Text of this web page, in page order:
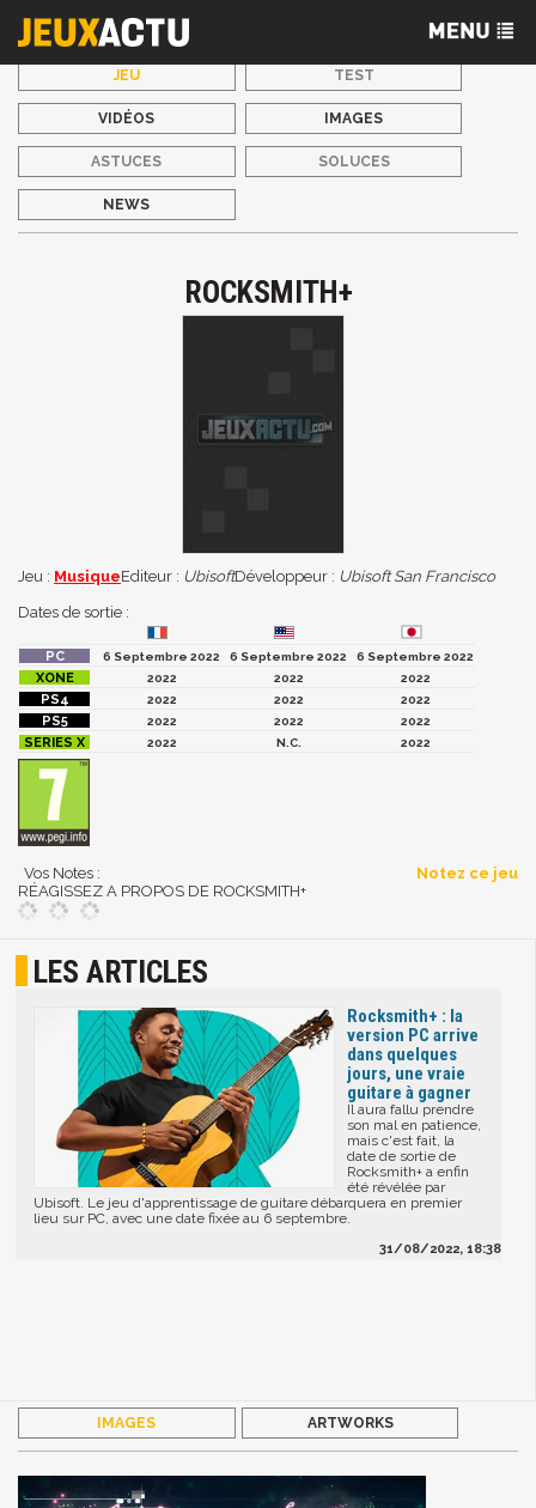
JEU TEST
VIDÉOS IMAGES
ASTUCES SOLUCES
NEWS
ROCKSMITH+
Jeu : MusiqueEditeur : UbisoftDéveloppeur : Ubisoft San Francisco
Dates de sortie :
6 Septembre 2022 6 Septembre 2022
6 Septembre 2022
2022
2022
2022
2022
2022
2022
2022
2022
2022
2022
N.C. 2022
Vos Notes :
Notez ce jeu
RÉAGISSEZ A PROPOS DE ROCKSMITH+
LES ARTICLES
Rocksmith+ : la
version PC arrive
dans quelques
jours, une vraie
guitare à gagner
Il aura fallu prendre
son mal en patience,
mais c'est fait, la
date de sortie de
Rocksmith+ a enfin
été révélée par
Ubisoft. Le jeu d'apprentissage de guitare débarquera en premier
lieu sur PC, avec une date fixée au 6 septembre.
31/08/2022, 18:38
IMAGES ARTWORKS